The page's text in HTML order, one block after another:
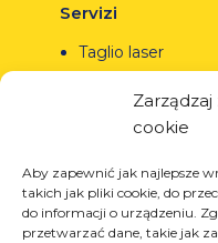
cookie
Aby zapewnić jak najlepsze
takich jak pliki cookie, do
do informacji o urządzeniu.
przetwarzać dane, takie jak
Servizi
Taglio laser
Saldatura
© Copyright 2023.All Rights